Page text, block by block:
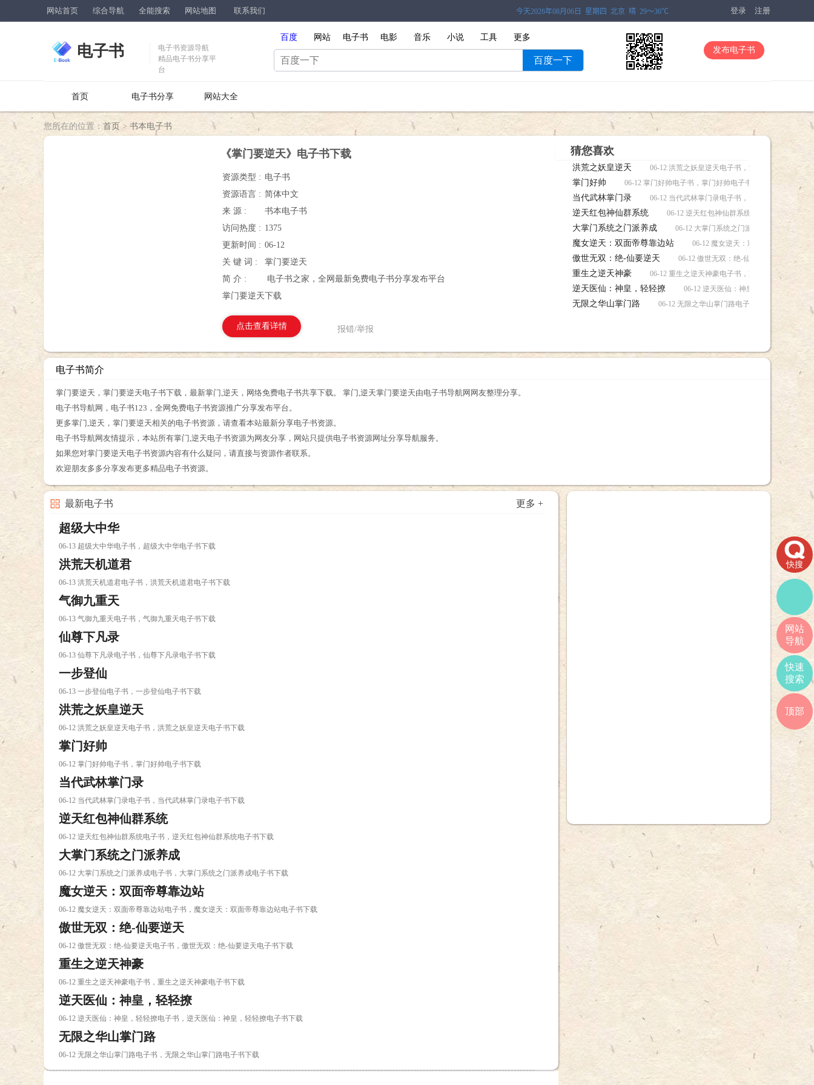
网站首页 综合导航 全能搜索 网站地图 联系我们 登录 注册
电子书
电子书资源导航
精品电子书分享平
台
百度 网站 电子书 电影 音乐 小说 工具 更多
百度一下
发布电子书
首页 电子书分享 网站大全
您所在的位置： 首页 > 书本电子书
《掌门要逆天》电子书下载
资源类型 : 电子书
资源语言 : 简体中文
来 源 :
书本电子书
访问热度 : 1375
更新时间 : 06-12
关 键 词 :
掌门要逆天
简 介 :
电子书之家，全网最新免费电子书分享发布平台
掌门要逆天下载
点击查看详情 报错/举报
猜您喜欢
洪荒之妖皇逆天 06-12 洪荒之妖皇逆天电子书，洪荒之妖皇逆天电
掌门好帅 06-12 掌门好帅电子书，掌门好帅电子书下载
当代武林掌门录 06-12 当代武林掌门录电子书，当代武林掌门录电
逆天红包神仙群系统 06-12 逆天红包神仙群系统电子书，逆天红包
大掌门系统之门派养成 06-12 大掌门系统之门派养成电子书，大
魔女逆天：双面帝尊靠边站 06-12 魔女逆天：双面帝尊靠边站电
傲世无双：绝-仙要逆天 06-12 傲世无双：绝-仙要逆天电子书，傲
重生之逆天神豪 06-12 重生之逆天神豪电子书，重生之逆天神豪电
逆天医仙：神皇，轻轻撩 06-12 逆天医仙：神皇，轻轻撩电子书
无限之华山掌门路 06-12 无限之华山掌门路电子书，无限之华山掌
电子书简介
掌门要逆天，掌门要逆天电子书下载，最新掌门,逆天，网络免费电子书共享下载。 掌门,逆天掌门要逆天由电子书导航网网友整理分享。
电子书导航网，电子书123，全网免费电子书资源推广分享发布平台。
更多掌门,逆天，掌门要逆天相关的电子书资源，请查看本站最新分享电子书资源。
电子书导航网友情提示，本站所有掌门,逆天电子书资源为网友分享，网站只提供电子书资源网址分享导航服务。
如果您对掌门要逆天电子书资源内容有什么疑问，请直接与资源作者联系。
欢迎朋友多多分享发布更多精品电子书资源。
最新电子书 更多 +
超级大中华
06-13 超级大中华电子书，超级大中华电子书下载
洪荒天机道君
06-13 洪荒天机道君电子书，洪荒天机道君电子书下载
气御九重天
06-13 气御九重天电子书，气御九重天电子书下载
仙尊下凡录
06-13 仙尊下凡录电子书，仙尊下凡录电子书下载
一步登仙
06-13 一步登仙电子书，一步登仙电子书下载
洪荒之妖皇逆天
06-12 洪荒之妖皇逆天电子书，洪荒之妖皇逆天电子书下载
掌门好帅
06-12 掌门好帅电子书，掌门好帅电子书下载
当代武林掌门录
06-12 当代武林掌门录电子书，当代武林掌门录电子书下载
逆天红包神仙群系统
06-12 逆天红包神仙群系统电子书，逆天红包神仙群系统电子书下载
大掌门系统之门派养成
06-12 大掌门系统之门派养成电子书，大掌门系统之门派养成电子书下载
魔女逆天：双面帝尊靠边站
06-12 魔女逆天：双面帝尊靠边站电子书，魔女逆天：双面帝尊靠边站电子书下载
傲世无双：绝-仙要逆天
06-12 傲世无双：绝-仙要逆天电子书，傲世无双：绝-仙要逆天电子书下载
重生之逆天神豪
06-12 重生之逆天神豪电子书，重生之逆天神豪电子书下载
逆天医仙：神皇，轻轻撩
06-12 逆天医仙：神皇，轻轻撩电子书，逆天医仙：神皇，轻轻撩电子书下载
无限之华山掌门路
06-12 无限之华山掌门路电子书，无限之华山掌门路电子书下载
快搜
网站
导航
快速
搜索
顶部